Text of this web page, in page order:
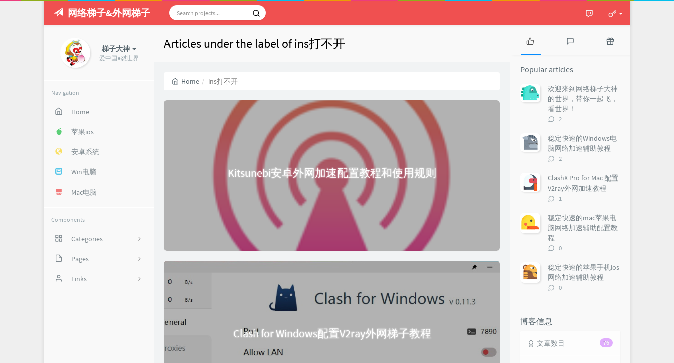
网络梯子&外网梯子
梯子大神
爱中国●怼世界
Navigation
Home
苹果ios
安卓系统
Win电脑
Mac电脑
Components
Categories
35
网络技巧
实用软件
Pages
备份页
Links
Articles under the label of ins打不开
Home ins打不开
Kitsunebi安卓外网加速配置教程和使用规则
Clash for Windows配置V2ray外网梯子教程
P
p
u
l
a
r
t
i
l
e
t
e
s
t
m
m
t
s
d
o
m
t
i
c
e
Popular articles
欢迎来到网络梯子大神
的世界，带你一起飞，
看世界！
评
数：
2
稳定快速的Windows电
脑网络加速辅助教程
评
数：
2
ClashX Pro for Mac 配置
V2ray外网加速教程
评
数：
1
稳定快速的mac苹果电
脑网络加速辅助配置教
程
评
数：
0
稳定快速的苹果手机ios
网络加速辅助教程
评
0
博客信息
76
文章数目